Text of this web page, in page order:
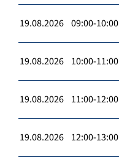
19.08.2026 09:00-10:00
19.08.2026 10:00-11:00
19.08.2026 11:00-12:00
19.08.2026 12:00-13:00